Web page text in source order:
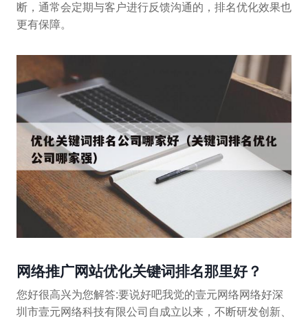
断，通常会定期与客户进行反馈沟通的，排名优化效果也
更有保障。
网络推广网站优化关键词排名那里好？
您好很高兴为您解答:要说好吧我觉的壹元网络网络好深
圳市壹元网络科技有限公司自成立以来，不断研发创新、